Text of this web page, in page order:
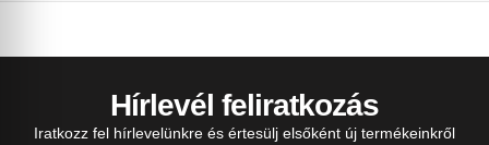
Hírlevél feliratkozás
Iratkozz fel hírlevelünkre és értesülj elsőként új termékeinkről